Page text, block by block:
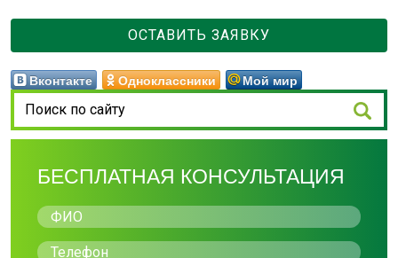
ОСТАВИТЬ ЗАЯВКУ
Вконтакте Одноклассники Мой мир
БЕСПЛАТНАЯ КОНСУЛЬТАЦИЯ